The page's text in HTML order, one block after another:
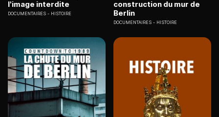
l'image interdite
DOCUMENTAIRES HISTOIRE
construction du mur de
Berlin
DOCUMENTAIRES HISTOIRE